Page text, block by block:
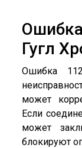
Гугл
Ошибка
может
Если
может
блокируют